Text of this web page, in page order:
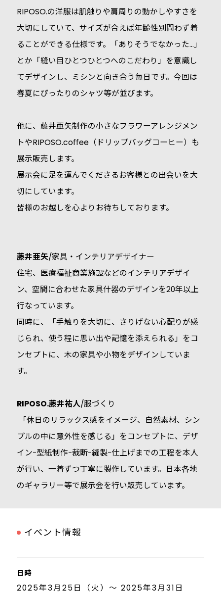
RIPOSO.の洋服は肌触りや肩周りの動かしやすさを
大切にしていて、サイズが合えば年齢性別問わず着
ることができる仕様です。「ありそうでなかった…」
とか「縫い目ひとつひとつへのこだわり」を意識し
てデザインし、ミシンと向き合う毎日です。今回は
春夏にぴったりのシャツ等が並びます。
他に、藤井亜矢制作の小さなフラワーアレンジメン
トやRIPOSO.coffee（ドリップバッグコーヒー）も
展示販売します。
展示会に足を運んでくださるお客様との出会いを大
切にしています。
皆様のお越しを心よりお待ちしております。
藤井亜矢/家具・インテリアデザイナー
住宅、医療福祉商業施設などのインテリアデザイ
ン、空間に合わせた家具什器のデザインを20年以上
行なっています。
同時に、「手触りを大切に、さりげない心配りが感
じられ、使う程に思い出や記憶を添えられる」をコ
ンセプトに、木の家具や小物をデザインしていま
す。
RIPOSO.藤井祐人/服づくり
「休日のリラックス感をイメージ、自然素材、シン
プルの中に意外性を感じる」をコンセプトに、デザ
イン-型紙制作-裁断-縫製-仕上げまでの工程を本人
が行い、一着ずつ丁寧に製作しています。日本各地
のギャラリー等で展示会を行い販売しています。
イベント情報
日時
2025年3月25日（火）～ 2025年3月31日